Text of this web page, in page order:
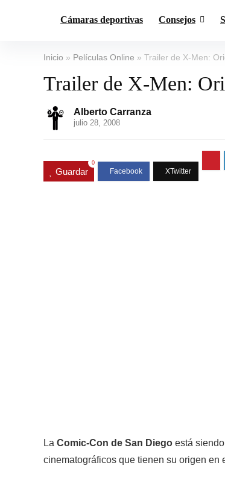
Cámaras deportivas Consejos
Inicio » Películas Online » Trailer de X-Men:
Trailer de X-Men:
Alberto Carranza
julio 28, 2008
Guardar
0
La Comic-Con de San Diego está
cinematográficos que tienen su origen en